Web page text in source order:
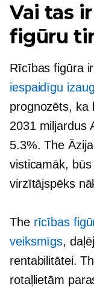
Vai tas
figūru
Rīcības figūra
iespaidīgu
prognozēts, ka
2031 miljardus
5.3%. The
visticamāk,
virzītājspēks
The rīcības
veiksmīgs,
rentabilitātei.
rotaļlietām